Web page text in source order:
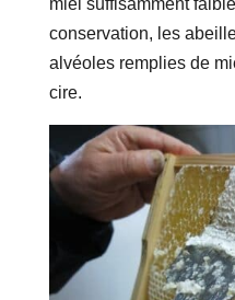
miel suffisamment
conservation, les
alvéoles remplies de
cire.